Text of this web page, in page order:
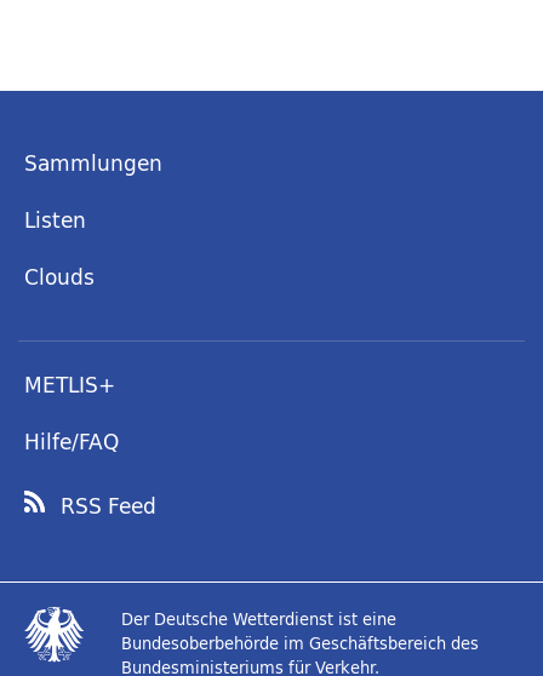
Sammlungen
Listen
Clouds
METLIS+
Hilfe/FAQ
RSS Feed
Der Deutsche Wetterdienst ist eine
Bundesoberbehörde im Geschäftsbereich des
Bundesministeriums für Verkehr.